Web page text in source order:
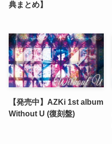
典まとめ】
【発売中】AZKi 1st album
Without U (復刻盤)